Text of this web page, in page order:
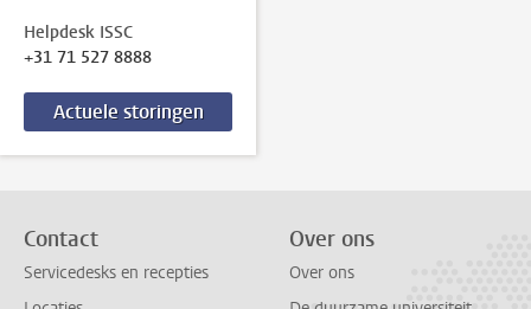
Helpdesk ISSC
+31 71 527 8888
Actuele storingen
Contact
Servicedesks en recepties
Over ons
Over ons